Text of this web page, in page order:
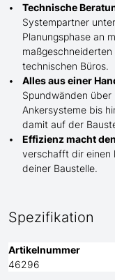
Technische
Systempartner
Planungsphase an
technischen Büros.
Alles aus einer
Spundwänden über
Ankersysteme bis
damit auf der
Effizienz macht
verschafft dir einen
deiner Baustelle.
Spezifikation
Artikelnummer
46296